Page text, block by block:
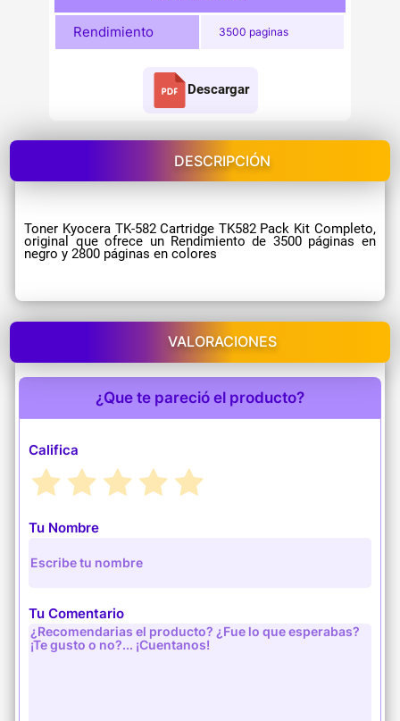
Rendimiento 3500 paginas
Descargar
DESCRIPCIÓN
Toner Kyocera TK-582 Cartridge TK582 Pack Kit Completo,
original que ofrece un Rendimiento de 3500 páginas en
negro y 2800 páginas en colores
VALORACIONES
¿Que te pareció el producto?
Califica
Tu Nombre
Tu Comentario